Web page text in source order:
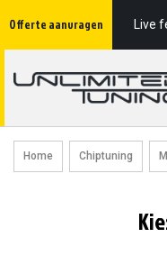
Offerte aanvragen
naarLive
Home Chiptuning